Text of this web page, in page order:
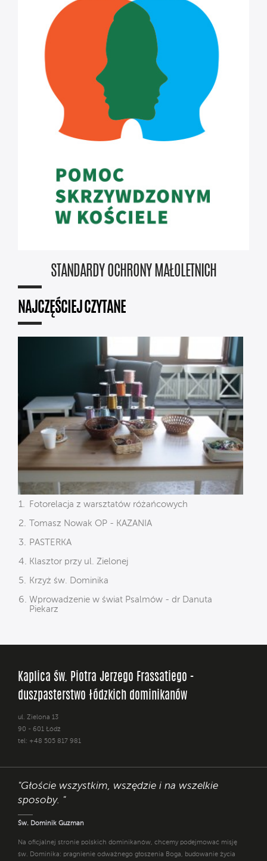
STANDARDY OCHRONY MAŁOLETNICH
NAJCZĘŚCIEJ CZYTANE
Fotorelacja z warsztatów różańcowych
Tomasz Nowak OP - KAZANIA
PASTERKA
Klasztor przy ul. Zielonej
Krzyż św. Dominika
Wprowadzenie w świat Psalmów - dr Danuta
Piekarz
Kaplica św. Piotra Jerzego Frassatiego -
duszpasterstwo łódzkich dominikanów
ul. Zielona 13
90 - 601 Łódź
tel: +48 505 817 981
"Głoście wszystkim, wszędzie i na wszelkie
sposoby. "
Św. Dominik Guzman
Na oficjalnej stronie polskich dominikanów, chcemy podejmować misję
św. Dominika: pragnienie odważnego głoszenia Boga, budowanie życia